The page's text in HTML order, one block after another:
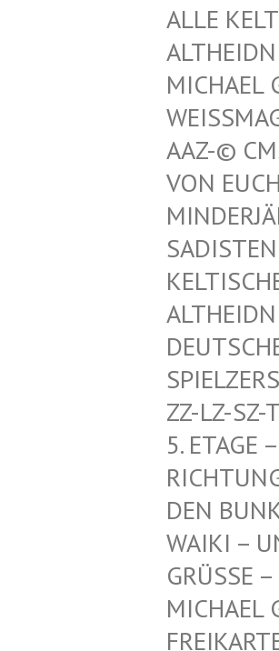
LLE
ICHAEL
Z-© CMS,
N EUCH
DISTEN
LTISCHE,
IDNISCH
CHE
SZ-TZ-VZ-
GE –
NG –
KER –
UND
GRÜSSE
ICHAEL
EIKARTE